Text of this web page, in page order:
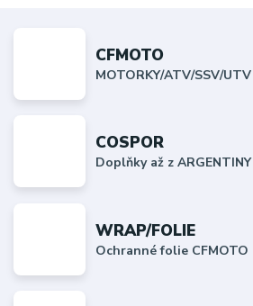
CFMOTO
MOTORKY/ATV/SSV/UTV
COSPOR
Doplňky až z ARGENTINY
WRAP/FOLIE
Ochranné folie CFMOTO